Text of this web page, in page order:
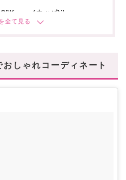
カッパ)”
しゃれコーディネート